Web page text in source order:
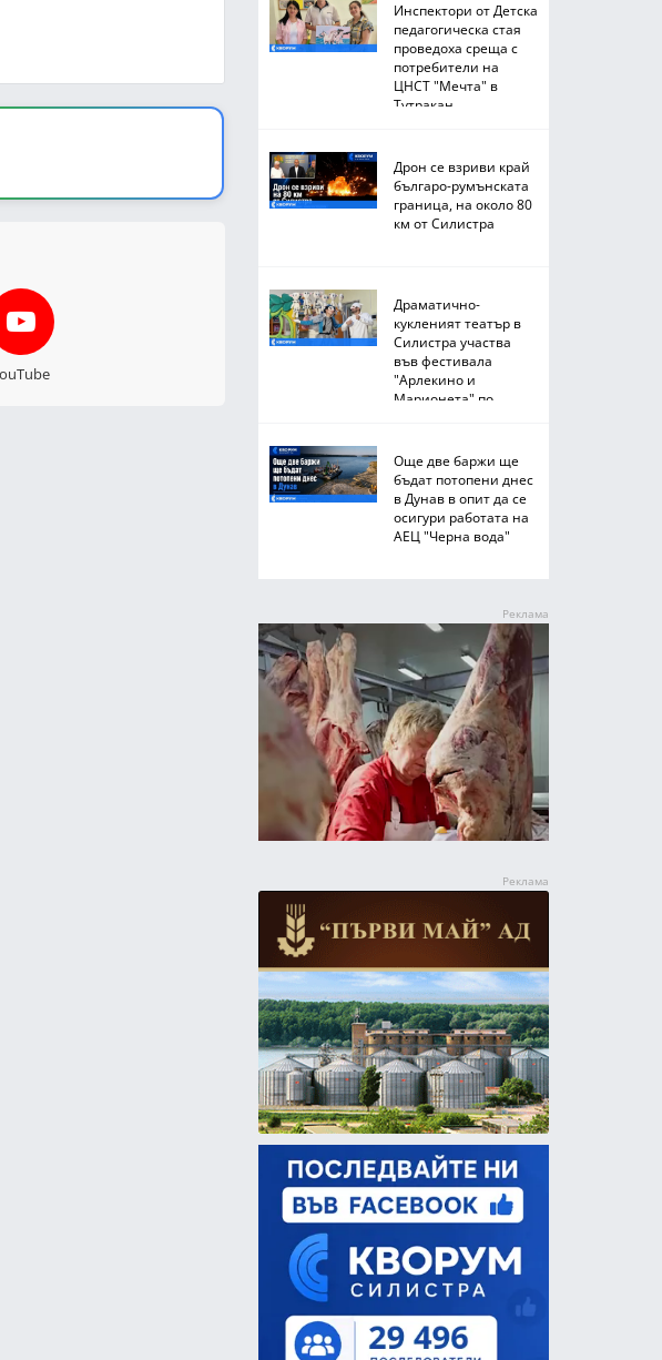
Инспектори от Детска
педагогическа стая
проведоха среща с
потребители на
ЦНСТ "Мечта" в
Тутракан
Дрон се взриви край
българо-румънската
граница, на около 80
км от Силистра
Драматично-
кукленият театър в
Силистра участва
във фестивала
"Арлекино и
Марионета" по
Още две баржи ще
бъдат потопени днес
в Дунав в опит да се
осигури работата на
АЕЦ "Черна вода"